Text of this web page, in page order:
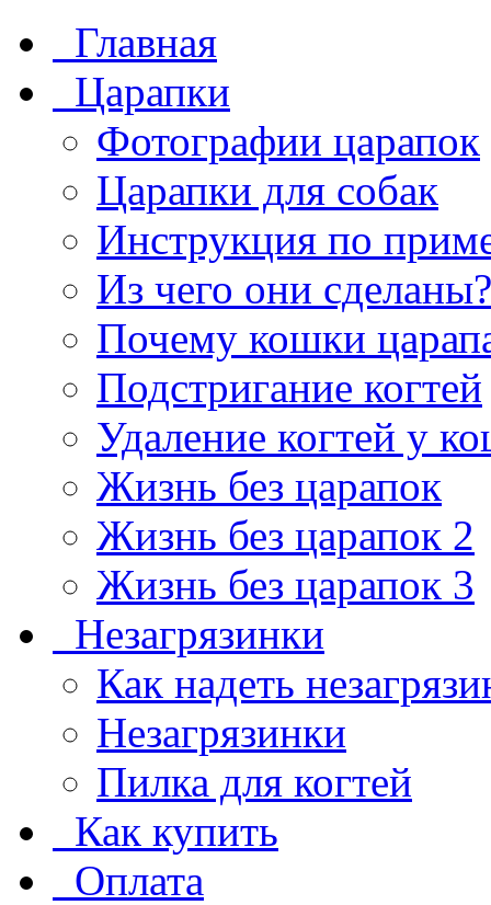
Главная
Царапки
Фотографии царапок
Царапки для собак
Инструкция по
Из чего они сделаны?
Почему кошки
Подстригание когтей
Удаление когтей у
Жизнь без царапок
Жизнь без царапок 2
Жизнь без царапок 3
Незагрязинки
Как надеть
Незагрязинки
Пилка для когтей
Как купить
Оплата